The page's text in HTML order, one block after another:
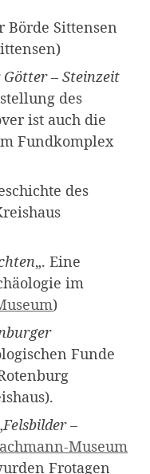
Börde Sittensen
– Steinzeit
des
ist auch die
Fundkomplex
des
„. Eine
im
)
Funde
Felsbilder –
Museum
Frotagen